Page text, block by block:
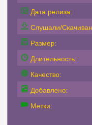
Дата релиза:
Слушали/
Размер:
Длительность:
Качество:
Добавлено:
Метки: